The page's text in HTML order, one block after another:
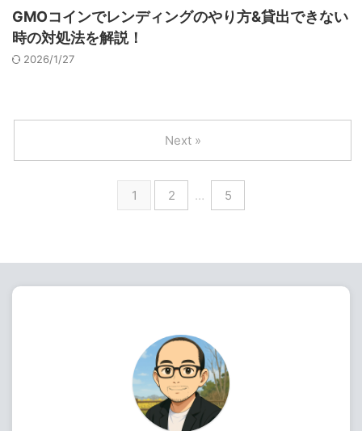
GMOコインでレンディングのやり方&貸出できない
時の対処法を解説！
2026/1/27
1 2 … 5
Next »